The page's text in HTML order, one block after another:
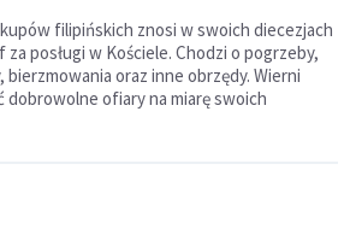
filipińskich znosi w swoich diecezjach
posługi w Kościele. Chodzi o pogrzeby,
bierzmowania oraz inne obrzędy. Wierni
dobrowolne ofiary na miarę swoich